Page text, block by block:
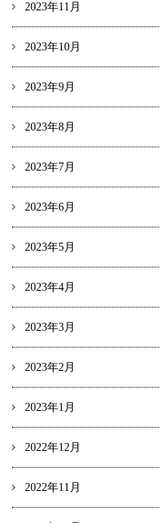
2023年11月
2023年10月
2023年9月
2023年8月
2023年7月
2023年6月
2023年5月
2023年4月
2023年3月
2023年2月
2023年1月
2022年12月
2022年11月